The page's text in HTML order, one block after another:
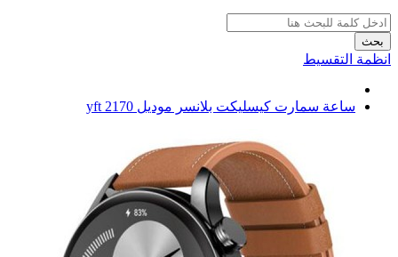
بحث
انظمة التقسيط
ساعة سمارت كيسليكت بلانسر موديل yft 2170